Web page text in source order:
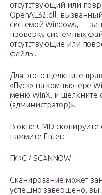
отсутствующий или
OpenAL32.dll,
системой Windows, —
проверку системных
отсутствующие или
файлы.
Для этого щелкните
«Пуск» на компьютере
меню WinX, и щелкните
(администратор)».
В окне CMD
нажмите Enter:
ПФС / SCANNOW
Сканирование может
успешно завершено, вы